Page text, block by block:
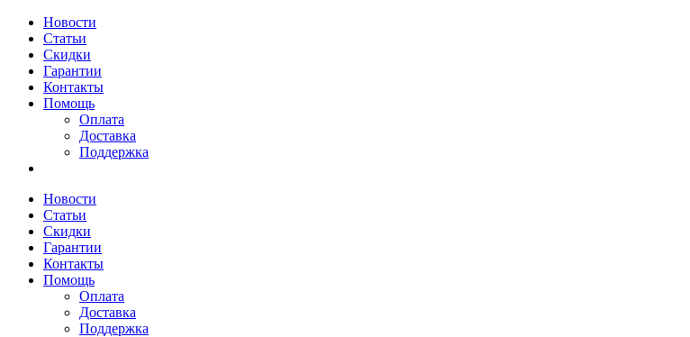
Новости
Статьи
Скидки
Гарантии
Контакты
Помощь
Оплата
Доставка
Поддержка
Новости
Статьи
Скидки
Гарантии
Контакты
Помощь
Оплата
Доставка
Поддержка